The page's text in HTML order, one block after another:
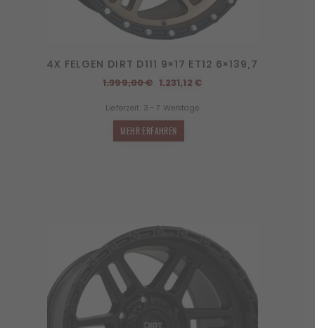
4X FELGEN DIRT D111 9×17 ET12 6×139,7
1.399,00€ Ursprünglicher
war:
1.399,00 €
1.231,12 €Aktueller
Lieferzeit: 3 - 7 Werktage
MEHR ERFAHREN